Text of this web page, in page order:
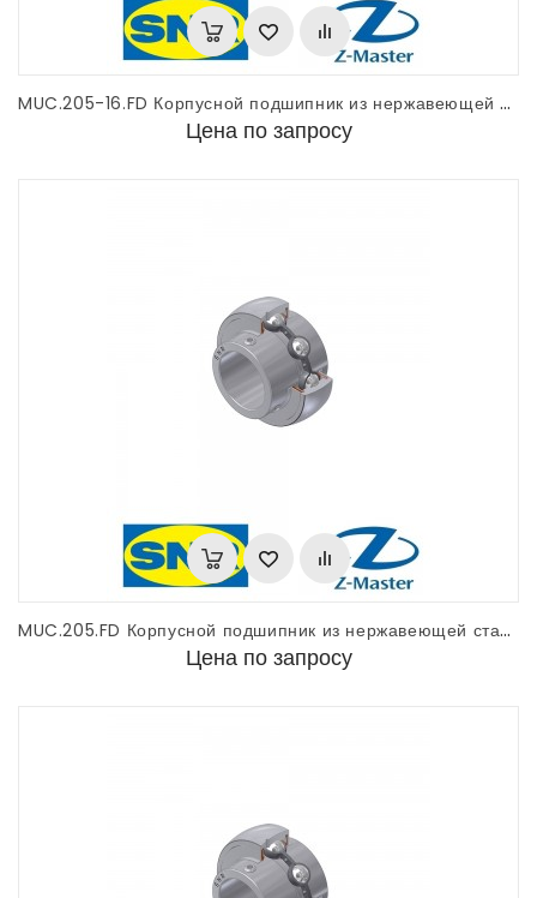
MUC.205-16.FD Корпусной подшипник из нержавеющей стали SNR
Цена по запросу
MUC.205.FD Корпусной подшипник из нержавеющей стали SNR
Цена по запросу